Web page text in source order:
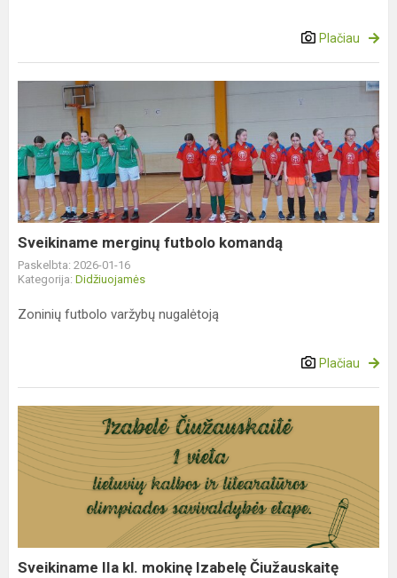
Plačiau
Sveikiname
merginų
futbolo
komandą
Sveikiname merginų futbolo komandą
Paskelbta: 2026-01-16
Kategorija: Didžiuojamės
Zoninių futbolo varžybų nugalėtoją
Plačiau
Sveikiname
IIa
kl.
mokinę
Sveikiname IIa kl. mokinę Izabelę Čiužauskaitę